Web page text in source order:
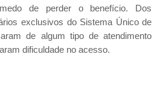
de perder o benefício. Dos
exclusivos do Sistema Único de
de algum tipo de atendimento
dificuldade no acesso.